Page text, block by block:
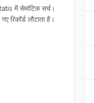
में सेमांटिक सर्च।
लौटाता है।